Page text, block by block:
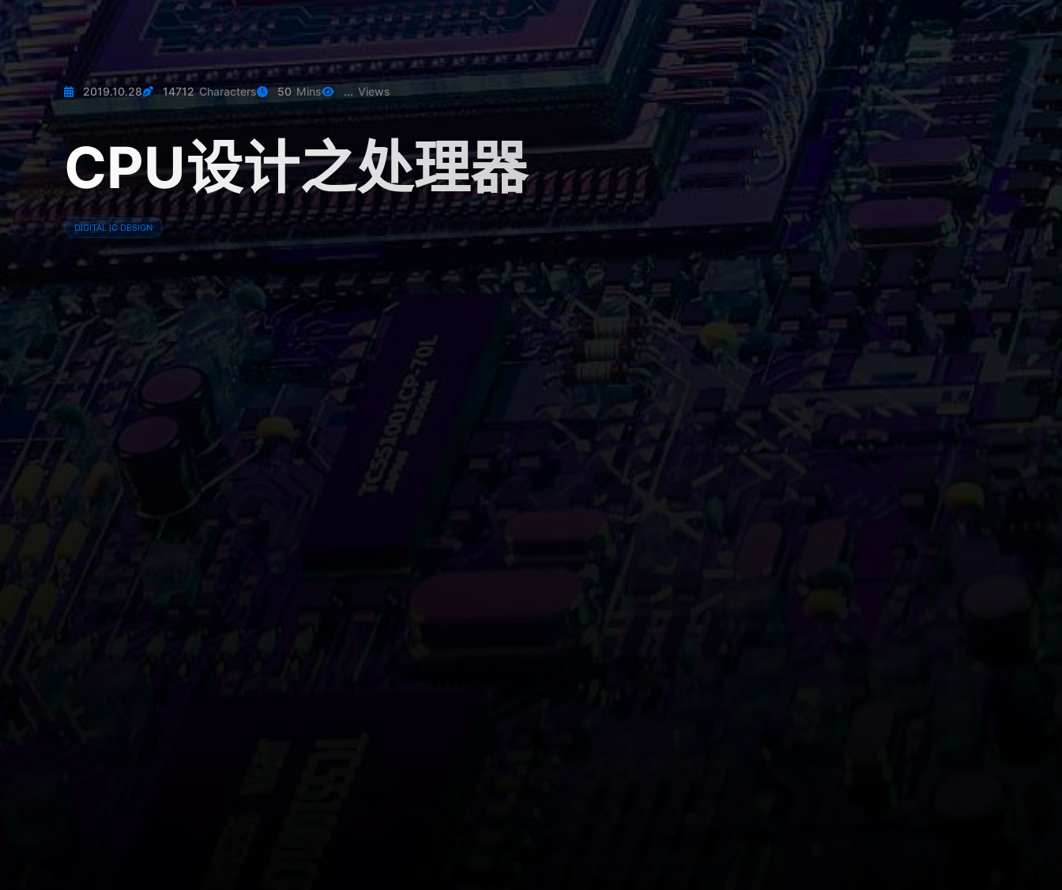
2019.10.28 14712Characters 50 Mins ... Views
CPU设计之处理器
DIGITAL IC DESIGN